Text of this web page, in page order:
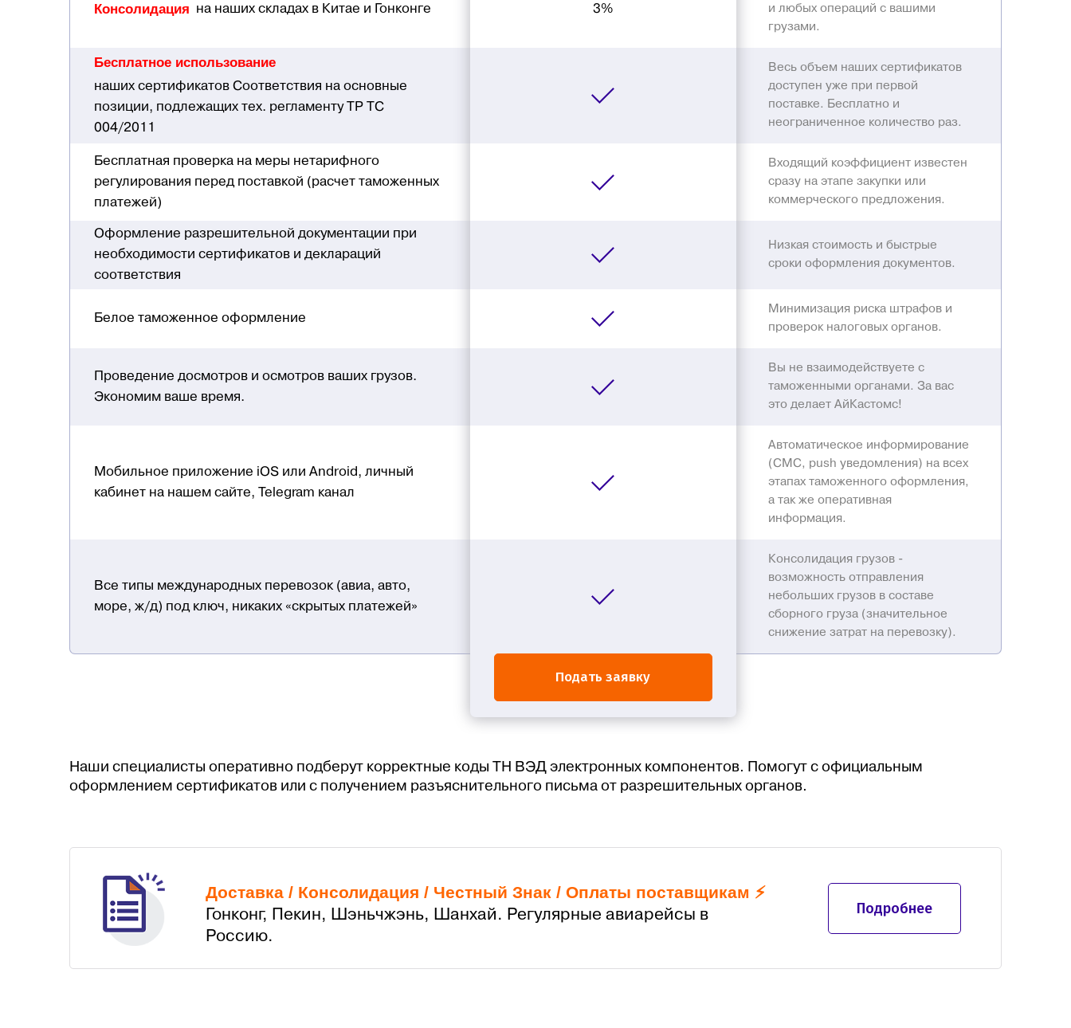
Консолидация на наших складах в Китае и Гонконге 3%
и любых операций с вашими
грузами.
Бесплатное использование
наших сертификатов Соответствия на основные
позиции, подлежащих тех. регламенту ТР ТС
004/2011
Весь объем наших сертификатов
доступен уже при первой
поставке. Бесплатно и
неограниченное количество раз.
Бесплатная проверка на меры нетарифного
регулирования перед поставкой (расчет таможенных
платежей)
Входящий коэффициент известен
сразу на этапе закупки или
коммерческого предложения.
Оформление разрешительной документации при
необходимости сертификатов и деклараций
соответствия
Низкая стоимость и быстрые
сроки оформления документов.
Белое таможенное оформление
Минимизация риска штрафов и
проверок налоговых органов.
Проведение досмотров и осмотров ваших грузов.
Экономим ваше время.
Вы не взаимодействуете с
таможенными органами. За вас
это делает АйКастомс!
Мобильное приложение iOS или Android, личный
кабинет на нашем сайте, Telegram канал
Автоматическое информирование
(СМС, push уведомления) на всех
этапах таможенного оформления,
а так же оперативная
информация.
Все типы международных перевозок (авиа, авто,
море, ж/д) под ключ, никаких «скрытых платежей»
Подать заявку
Консолидация грузов -
возможность отправления
небольших грузов в составе
сборного груза (значительное
снижение затрат на перевозку).
Наши специалисты оперативно подберут корректные коды ТН ВЭД электронных компонентов. Помогут с официальным
оформлением сертификатов или с получением разъяснительного письма от разрешительных органов.
Доставка / Консолидация / Честный Знак / Оплаты поставщикам ⚡
Гонконг, Пекин, Шэньчжэнь, Шанхай. Регулярные авиарейсы в
Россию.
Подробнее